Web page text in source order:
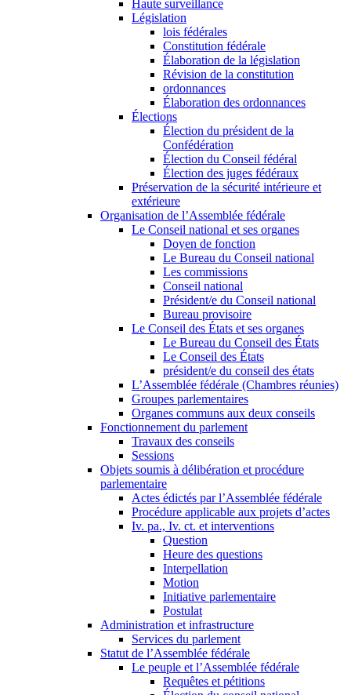
Haute surveillance
Législation
lois fédérales
Constitution fédérale
Élaboration de la législation
Révision de la constitution
ordonnances
Élaboration des ordonnances
Élections
Élection du président de la
Confédération
Élection du Conseil fédéral
Élection des juges fédéraux
Préservation de la sécurité intérieure et
extérieure
Organisation de l’Assemblée fédérale
Le Conseil national et ses organes
Doyen de fonction
Le Bureau du Conseil national
Les commissions
Conseil national
Président/e du Conseil national
Bureau provisoire
Le Conseil des États et ses organes
Le Bureau du Conseil des États
Le Conseil des États
président/e du conseil des états
L’Assemblée fédérale (Chambres réunies)
Groupes parlementaires
Organes communs aux deux conseils
Fonctionnement du parlement
Travaux des conseils
Sessions
Objets soumis à délibération et procédure
parlementaire
Actes édictés par l’Assemblée fédérale
Procédure applicable aux projets d’actes
Iv. pa., Iv. ct. et interventions
Question
Heure des questions
Interpellation
Motion
Initiative parlementaire
Postulat
Administration et infrastructure
Services du parlement
Statut de l’Assemblée fédérale
Le peuple et l’Assemblée fédérale
Requêtes et pétitions